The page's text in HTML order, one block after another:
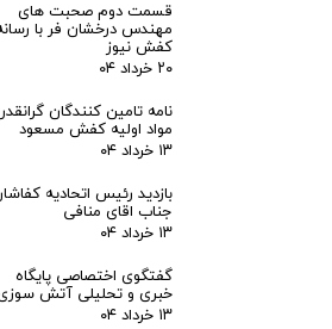
قسمت دوم صحبت های
مهندس درخشان فر با
کفش نیوز
۲۰ خرداد ۰۴
نامه تامین کنندگان گرانقدر
مواد اولیه کفش مسعود
۱۳ خرداد ۰۴
بازدید رئیس اتحادیه
جناب اقای منافی
۱۳ خرداد ۰۴
گفتگوی اختصاصی پایگاه
خبری و تحلیلی آتش
۱۳ خرداد ۰۴